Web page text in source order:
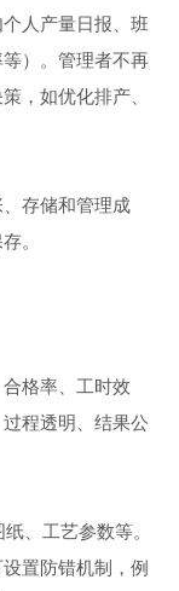
人产量日报、班
）。管理者不再
，如优化排产、
存储和管理成
。
格率、工时效
程透明、结果公
、工艺参数等。
置防错机制，例